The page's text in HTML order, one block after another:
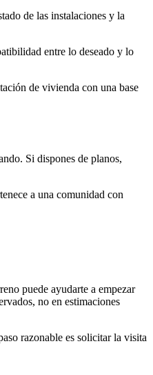
de las instalaciones y la
entre lo deseado y lo
de vivienda con una base
Si dispones de planos,
a una comunidad con
puede ayudarte a empezar
no en estimaciones
razonable es solicitar la visita